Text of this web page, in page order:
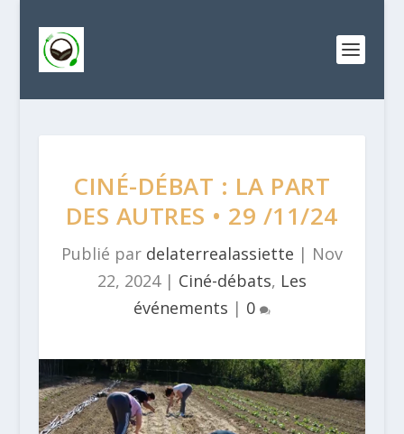
CINÉ-DÉBAT : LA PART
DES AUTRES • 29 /11/24
Publié par delaterrealassiette | Nov
22, 2024| Ciné-débats, Les
événements | 0